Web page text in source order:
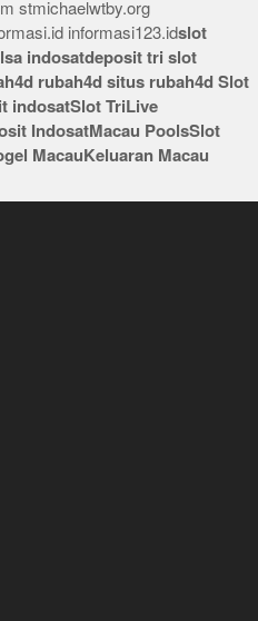
stmichaelwtby.org
informasi123.idslot
indosatdeposit tri slot
rubah4d situs rubah4d Slot
indosatSlot TriLive
IndosatMacau PoolsSlot
MacauKeluaran Macau